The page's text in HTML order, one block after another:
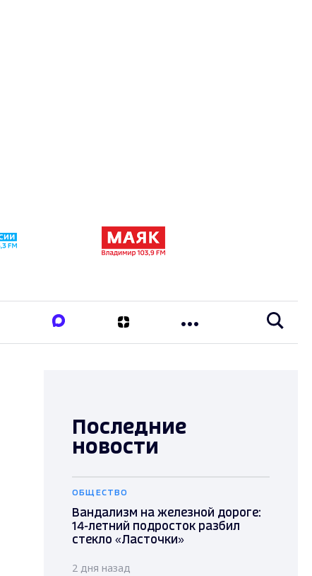
Последние
новости
ОБЩЕСТВО
Вандализм на железной дороге:
14-летний подросток разбил
стекло «Ласточки»
2 дня назад